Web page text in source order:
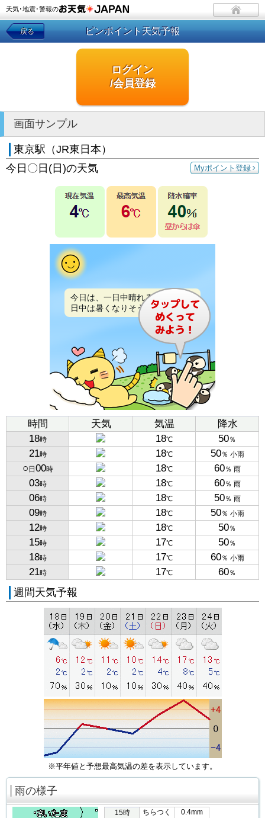
天気･地震･警報の
戻る ピンポイント天気予報
ログイン
/会員登録
画面サンプル
東京駅（JR東日本）
Myポイント登録
今日〇日(日)の天気
今日は、一日中晴れるでしょう。
日中は暑くなりそうです。
時間 天気 気温
降水
18時 18℃ 50％
21時 18℃ 50％ 小雨
○ 日 00時 18℃ 60％ 雨
03時 18℃ 60％ 雨
06時 18℃ 50％ 雨
09時 18℃ 50％ 小雨
12時 18℃ 50％
15時 17℃ 50％
18時 17℃ 60％ 小雨
21時 17℃ 60％
週間天気予報
※平年値と予想最高気温の差を表示しています。
雨の様子
15時 ちらつく
0.4mm